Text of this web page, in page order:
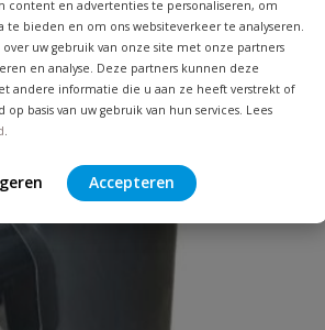
content en advertenties te personaliseren, om
te bieden en om ons websiteverkeer te analyseren.
uw gebruik van onze site met onze partners
en analyse. Deze partners kunnen deze
andere informatie die u aan ze heeft verstrekt of
basis van uw gebruik van hun services. Lees
.
Accepteren